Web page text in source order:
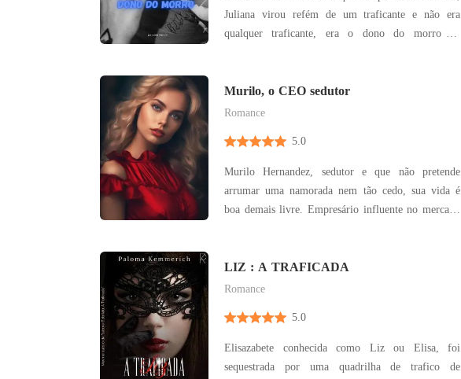
Juliana virou refém de um traficante e não era
qualquer traficante, era o dono do morro da
de Janeiro pode apresentar para alguém.
Murilo, o CEO sedutor
Romance
5.0
Murilo Hernandez, sedutor e que não pretende
arrumar uma namorada nem tão cedo, sua vida é
boa demais livre. Empresário influente no mercado
grande porte, atuante em vários ramos das
commodities agrícol
LIZ : A TRAFICADA
Romance
5.0
Elisazabete conhecida como Liz ou Elisa, foi
sequestrada por uma quadrilha de trafico de